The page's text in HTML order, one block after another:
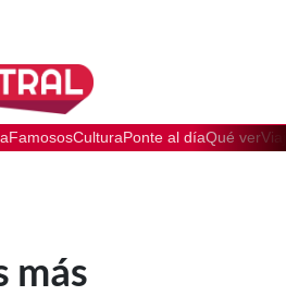
FamososCulturaPonte al díaQué ver
más